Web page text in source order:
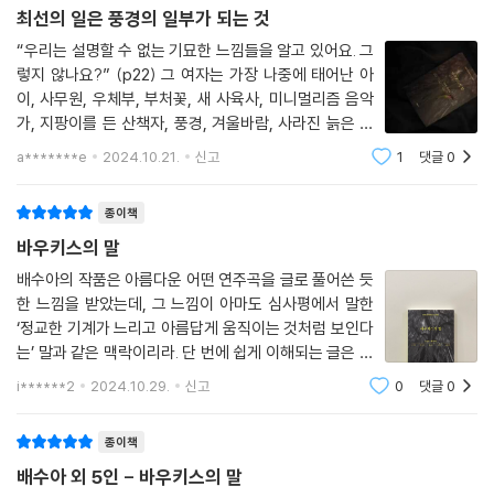
진’이 관객들에게 자신의 첫사랑‘들’을 소개한다. 그들의 이야기는 현재 세
진이 만나고 있는 ‘단밤’과의 일화 사이사이 삽화처럼 등장하며, 몸이 하나
의 경계가 되는 세상에서 우리가 어떤 표정을 지을 수 있을까 질문하게 한
다. 전춘화의 〈여기는 서울〉은 20대 조선족 여성 청년이 서울에 정착하는
과정을 핍진하게 묘사한 작품이다. 안정적인 짜임새로 중국 교포의 시선에
담긴 현재 한국의 청년 세대의 모습을 확인할 수 있다.
최선의 일은 풍경의 일부가 되는 것
“우리는 설명할 수 없는 기묘한 느낌들을 알고 있어요. 그
렇지 않나요?” (p22) 그 여자는 가장 나중에 태어난 아
이, 사무원, 우체부, 부처꽃, 새 사육사, 미니멀리즘 음악
가, 지팡이를 든 산책자, 풍경, 겨울바람, 사라진 늙은 여
자, 의미 없는 말, 신 없는 여자, 바우키스, 그리고 보리수
a*******e 2024.10.21. 신고 1 댓글0
종이책
바우키스의 말
배수아의 작품은 아름다운 어떤 연주곡을 글로 풀어쓴 듯
한 느낌을 받았는데, 그 느낌이 아마도 심사평에서 말한
‘정교한 기계가 느리고 아름답게 움직이는 것처럼 보인다
는’ 말과 같은 맥락이리라. 단 번에 쉽게 이해되는 글은 아
니었지만 다시 문장들을 천천히 살펴보면서 현실 속에 있
i******2 2024.10.29. 신고 0 댓글0
종이책
배수아 외 5인 - 바우키스의 말